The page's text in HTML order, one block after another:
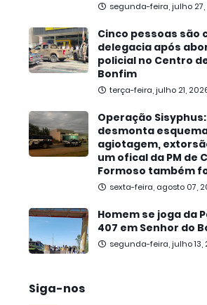
segunda-feira, julho 27,
Cinco pessoas são
delegacia após
policial no Centro
Bonfim
terça-feira, julho 21,
Operação
desmonta
agiotagem,
um ofical da PM de
Formoso também
sexta-feira, agosto 07,
Homem se joga da
407 em Senhor do
segunda-feira, julho 13,
Siga-nos